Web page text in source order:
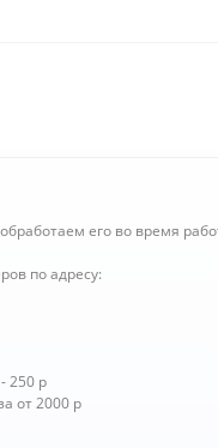
его во время
по адресу:
250 р
от 2000 р